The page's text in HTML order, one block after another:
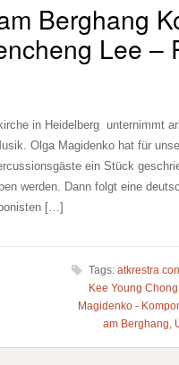
Berghang
Lee –
in Heidelberg unternimmt
Olga Magidenko hat für
ein Stück
werden. Dann folgt eine
[…]
Tags: atkrestra
Kee Young
Magidenko -
am Berghang